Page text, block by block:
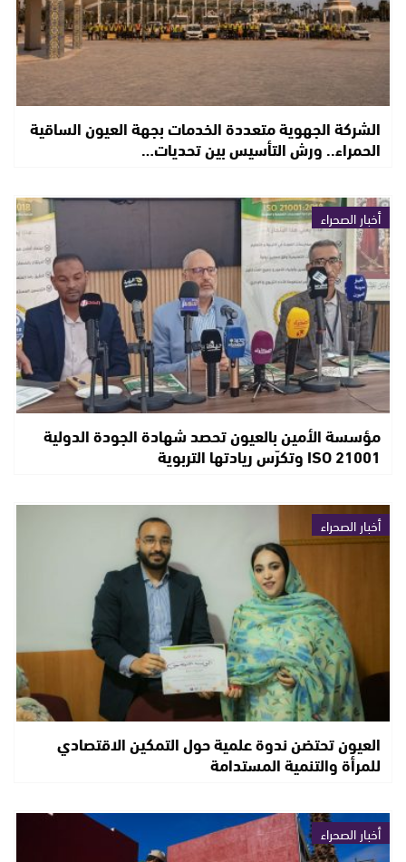
الشركة الجهوية متعددة الخدمات بجهة العيون الساقية
الحمراء.. ورش التأسيس بين تحديات…
أخبار الصحراء
مؤسسة الأمين بالعيون تحصد شهادة الجودة الدولية
ISO 21001 وتكرّس ريادتها التربوية
أخبار الصحراء
العيون تحتضن ندوة علمية حول التمكين الاقتصادي
للمرأة والتنمية المستدامة
أخبار الصحراء